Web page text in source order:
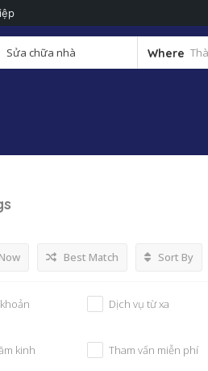
Where
Best Match Sort By
Dịch vụ từ xa
kinh
Tham vấn miễn phí